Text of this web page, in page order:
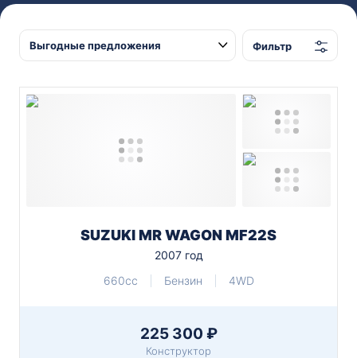
Фильтр
SUZUKI MR WAGON MF22S
2007 год
660cc
Бензин 4WD
225 300 ₽
Конструктор